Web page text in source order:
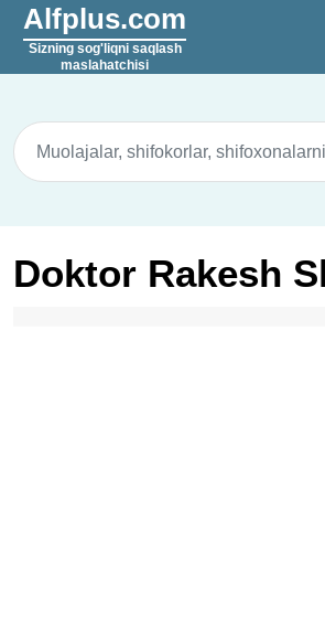
Alfplus.com
Sizning sog'liqni saqlash
maslahatchisi
Doktor Rakesh